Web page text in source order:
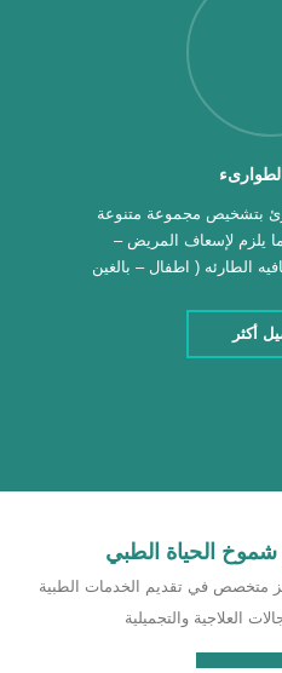
بتشخيص مجموعة متنوعة
يلزم لإسعاف المريض –
الطارئه ( اطفال – بالغين
السرّيه والبوليه –
24 ساعه – […]
أكثر
الحياة الطبي
متخصص في تقديم الخدمات الطبية
العلاجية والتجميلية